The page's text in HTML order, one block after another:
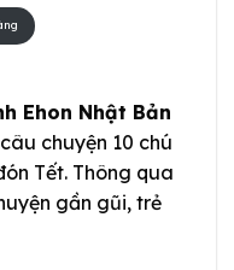
Ehon Nhật Bản
chuyện 10 chú
Tết. Thông qua
gần gũi, trẻ